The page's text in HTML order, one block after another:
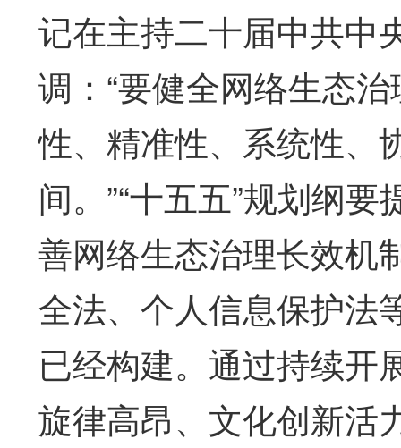
记在主持二十届中共中
调：“要健全网络生态
性、精准性、系统性、
间。”“十五五”规划纲
善网络生态治理长效机
全法、个人信息保护法
已经构建。通过持续开
旋律高昂、文化创新活